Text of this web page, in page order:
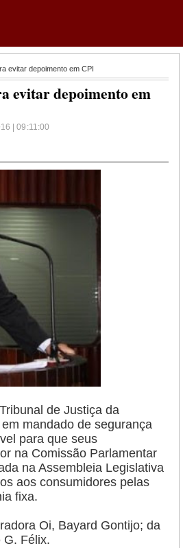
evitar depoimento em CPI
evitar depoimento em
| 09:11:00
de Justiça da
mandado de segurança
para que seus
na Comissão Parlamentar
na Assembleia Legislativa
aos consumidores pelas
fixa.
Oi, Bayard Gontijo; da
G. Félix.